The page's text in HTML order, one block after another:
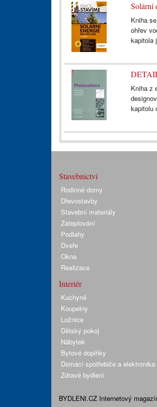
Solární
Kniha
ohřev
kapitola
Kniha z
kapitolu
Stavebnictví
Rodinné domy
Dřevostavby
Stavební materiály
Zateplování
Podlahy
Dveře
Okna
Realizace
Interiér
Kuchyně
Koupelny
Ložnice
Dětský pokoj
Nábytek
Bytové doplňky
Domácí spotřebiče a elektronika
Zdravé bydlení
BYDLENI.CZ Internetový